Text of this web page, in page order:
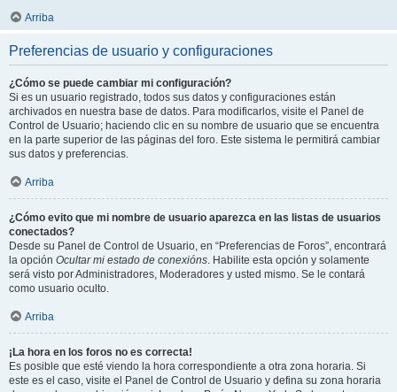
Arriba
Preferencias de usuario y configuraciones
¿Cómo se puede cambiar mi configuración?
Si es un usuario registrado, todos sus datos y configuraciones están
archivados en nuestra base de datos. Para modificarlos, visite el Panel de
Control de Usuario; haciendo clic en su nombre de usuario que se encuentra
en la parte superior de las páginas del foro. Este sistema le permitirá cambiar
sus datos y preferencias.
Arriba
¿Cómo evito que mi nombre de usuario aparezca en las listas de usuarios
conectados?
Desde su Panel de Control de Usuario, en “Preferencias de Foros”, encontrará
la opción Ocultar mi estado de conexións. Habilite esta opción y solamente
será visto por Administradores, Moderadores y usted mismo. Se le contará
como usuario oculto.
Arriba
¡La hora en los foros no es correcta!
Es posible que esté viendo la hora correspondiente a otra zona horaria. Si
este es el caso, visite el Panel de Control de Usuario y defina su zona horaria